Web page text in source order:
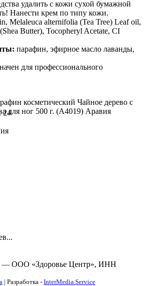
удалить с кожи сухой бумажной
Нанести крем по типу кожи.
Melaleuca alternifolia (Tea Tree) Leaf oil,
Butter), Tocopheryl Acetate, CI
парафин, эфирное масло лаванды,
для профессионального
косметический Чайное дерево с
для ног 500 г. (А4019) Аравия
24
— ООО «Здоровье Центр», ИНН
| Разработка - InterMedia Service